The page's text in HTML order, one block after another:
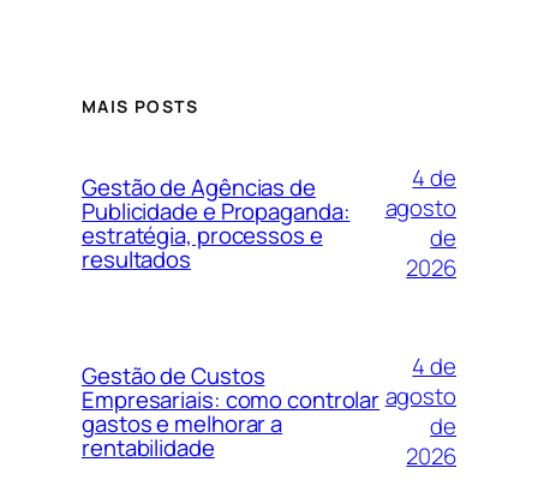
MAIS POSTS
Gestão de Agências de
Publicidade e Propaganda:
estratégia, processos e
resultados
4 de
agosto
de
2026
Gestão de Custos
Empresariais: como controlar
gastos e melhorar a
rentabilidade
4 de
agosto
de
2026